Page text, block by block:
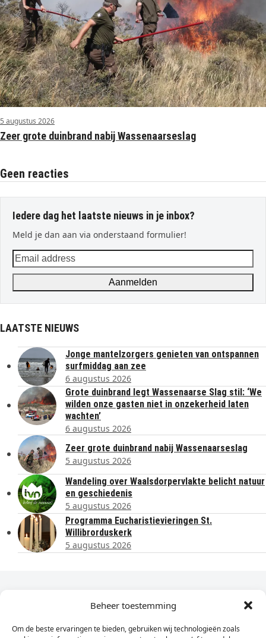
Beheer toestemming
Om de beste ervaringen te bieden, gebruiken wij technologieën zoals
5 augustus 2026
Zeer grote duinbrand nabij Wassenaarseslag
Geen reacties
Iedere dag het laatste nieuws in je inbox?
Meld je dan aan via onderstaand formulier!
Email
address
Aanmelden
LAATSTE NIEUWS
Jonge mantelzorgers genieten van ontspannen
surfmiddag aan zee
6 augustus 2026
Grote duinbrand legt Wassenaarse Slag stil: ‘We
wilden onze gasten niet in onzekerheid laten
wachten’
6 augustus 2026
Zeer grote duinbrand nabij Wassenaarseslag
5 augustus 2026
Wandeling over Waalsdorpervlakte belicht natuur
en geschiedenis
5 augustus 2026
Programma Eucharistievieringen St.
Willibrorduskerk
5 augustus 2026
Dagelijks het laatste nieuws in je e-mail?
Vul